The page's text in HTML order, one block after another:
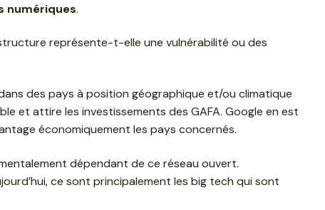
numériques.
représente-t-elle une vulnérabilité ou des
des pays à position géographique et/ou climatique
et attire les investissements des GAFA. Google en est
économiquement les pays concernés.
dépendant de ce réseau ouvert.
ce sont principalement les big tech qui sont